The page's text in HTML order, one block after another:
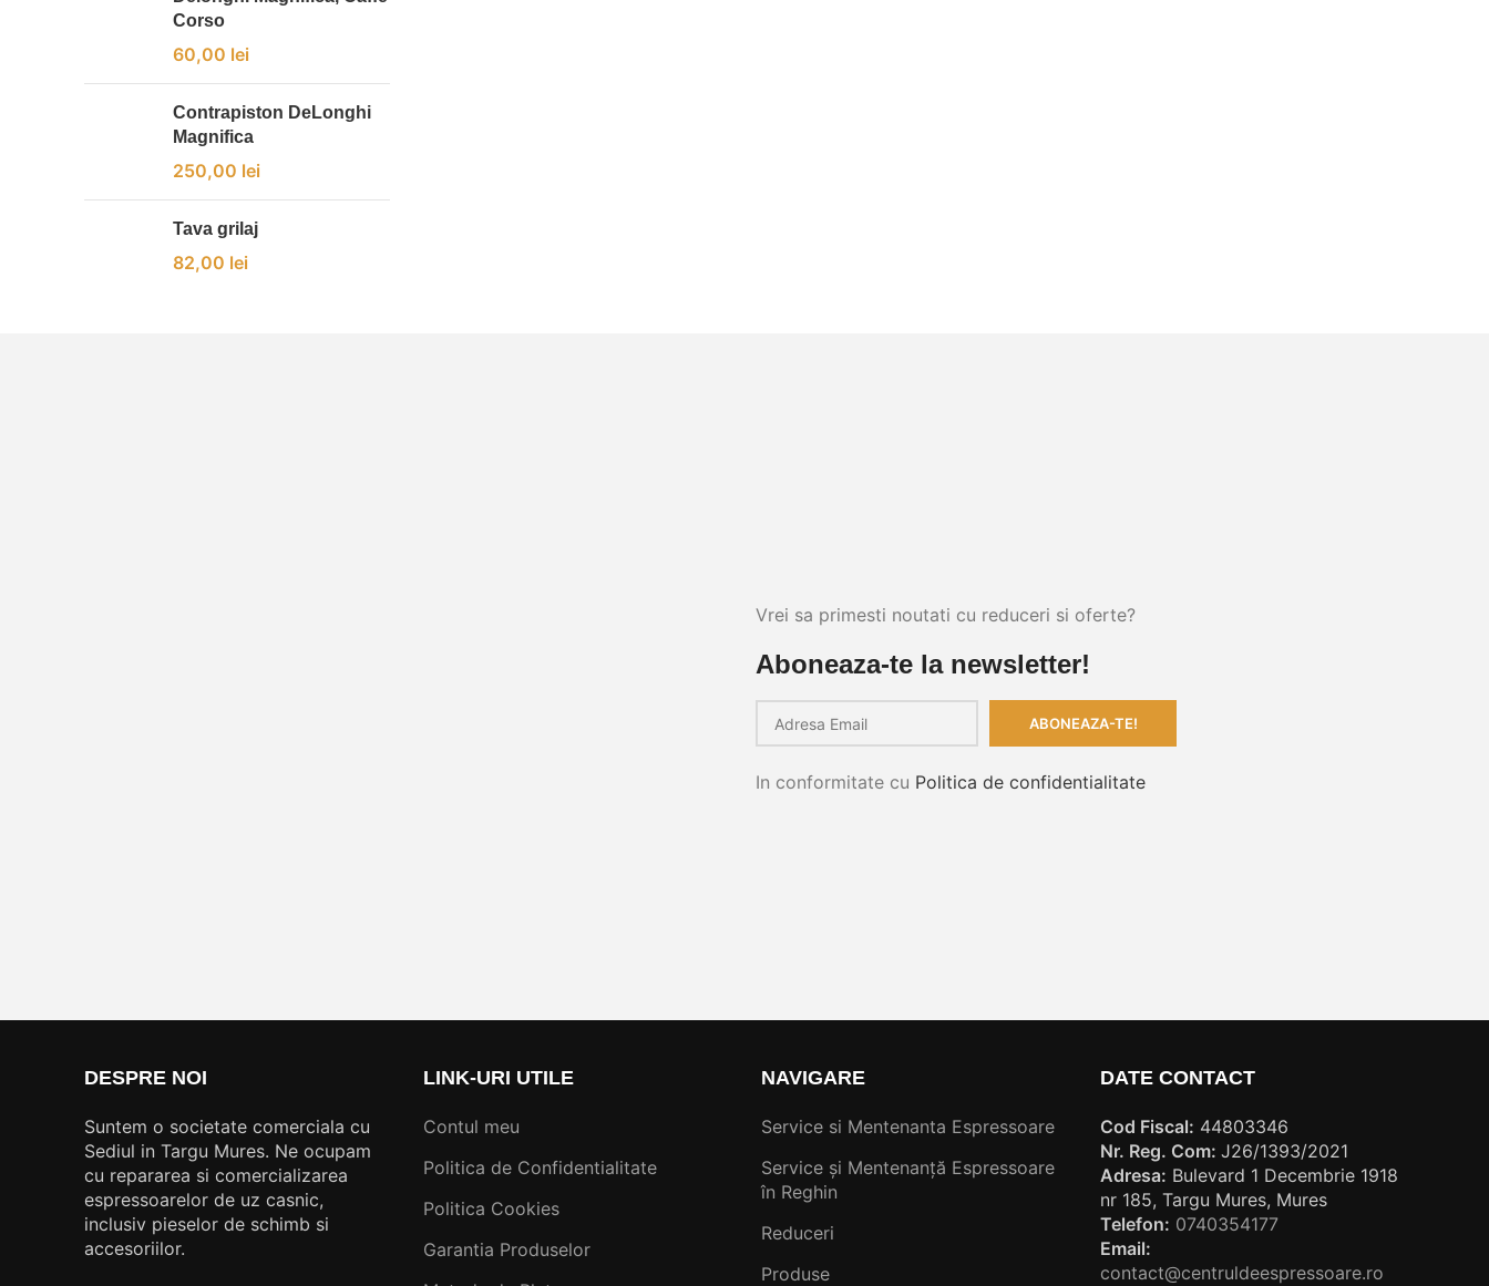
Corso
60,00 lei
Contrapiston DeLonghi
Magnifica
250,00 lei
Tava grilaj
82,00 lei
Vrei sa primesti noutati cu reduceri si oferte?
Aboneaza-te la newsletter!
In conformitate cu Politica de confidentialitate
DESPRE NOI
Suntem o societate comerciala cu
Sediul in Targu Mures. Ne ocupam
cu repararea si comercializarea
espressoarelor de uz casnic,
inclusiv pieselor de schimb si
accesoriilor.
LINK-URI UTILE
Contul meu
Politica de Confidentialitate
Politica Cookies
Garantia Produselor
NAVIGARE
Service si Mentenanta Espressoare
Service și Mentenanță Espressoare
în Reghin
Reduceri
Produse
DATE CONTACT
Cod Fiscal: 44803346
Nr. Reg. Com: J26/1393/2021
Adresa: Bulevard 1 Decembrie 1918
nr 185, Targu Mures, Mures
Telefon: 0740354177
Email:
contact@centruldeespressoare.ro